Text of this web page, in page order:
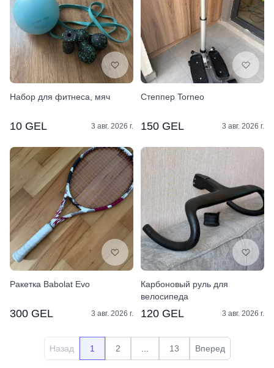
Набор для фитнеса, мяч
10 GEL 3 авг. 2026 г.
Степпер Torneo
150 GEL 3 авг. 2026 г.
Ракетка Babolat Evo
300 GEL 3 авг. 2026 г.
Карбоновый руль для
велосипеда
120 GEL 3 авг. 2026 г.
Назад 1 2 13 Вперед